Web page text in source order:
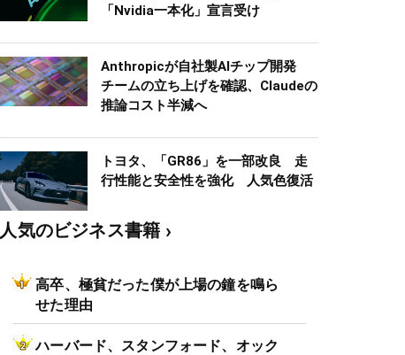
「Nvidia一本化」宣言受け
Anthropicが自社製AIチップ開発
チームの立ち上げを確認、Claudeの
推論コスト半減へ
トヨタ、「GR86」を一部改良 走
行性能と安全性を強化 人気色復活
人気のビジネス書籍
高卒、極貧だった僕が上場の鐘を鳴ら
せた理由
ハーバード、スタンフォード、オック